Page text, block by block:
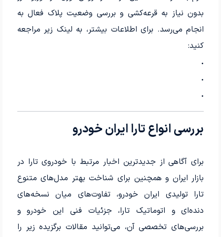
بدون نیاز به قرعه‌کشی و بررسی وضعیت پلاک فعال به
انجام می‌رسد. برای اطلاعات بیشتر، به لینک زیر مراجعه
کنید:
.
.
.
بررسی انواع تارا ایران خودرو
برای آگاهی از جدیدترین اخبار مرتبط با خودروی تارا در
بازار ایران و همچنین برای شناخت بهتر مدل‌های متنوع
تارا تولیدی ایران خودرو، تفاوت‌های میان نسخه‌های
دنده‌ای و اتوماتیک تارا، جزئیات فنی این خودرو و
بررسی‌های تخصصی آن، می‌توانید مقالات برگزیده زیر را